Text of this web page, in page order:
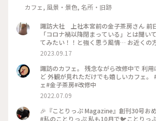
カフェ, 風景・景色, 名所・旧跡
諏訪大社 上社本宮前の金子茶房さん 前
「コロナ禍以降閉まっている」とは聞い
てみたい！！と強く思う風情… お近くの
ら、再開の時、お知らそいただけたら嬉
訪大社 #諏訪湖
2023.09.17
諏訪のカフェ。 残念ながら改修中で 利用は出来なかったけれ
ど 外観が見れただけでも嬉しいカフェ。 #長野県#諏訪#カフ
ェ#金子茶房#改修中
2022.07.09
🎉『ことりっぷ Magazine』創刊30号お
#私のことりっぷ 私も10月で🐦️ことりっ